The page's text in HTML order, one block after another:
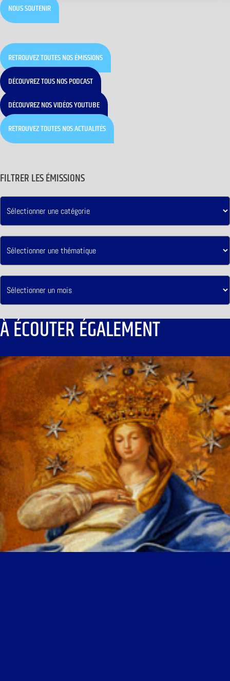
NOUS SOUTENIR
RETROUVEZ TOUTES NOS ÉMISSIONS
DÉCOUVREZ TOUS NOS PODCAST
DÉCOUVREZ NOS VIDÉOS YOUTUBE
RETROUVEZ TOUTES NOS ACTUALITÉS
FILTRER LES ÉMISSIONS
À ÉCOUTER ÉGALEMENT